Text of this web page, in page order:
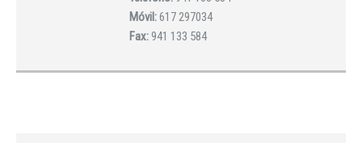
Móvil:617 297034
Fax:941 133 584